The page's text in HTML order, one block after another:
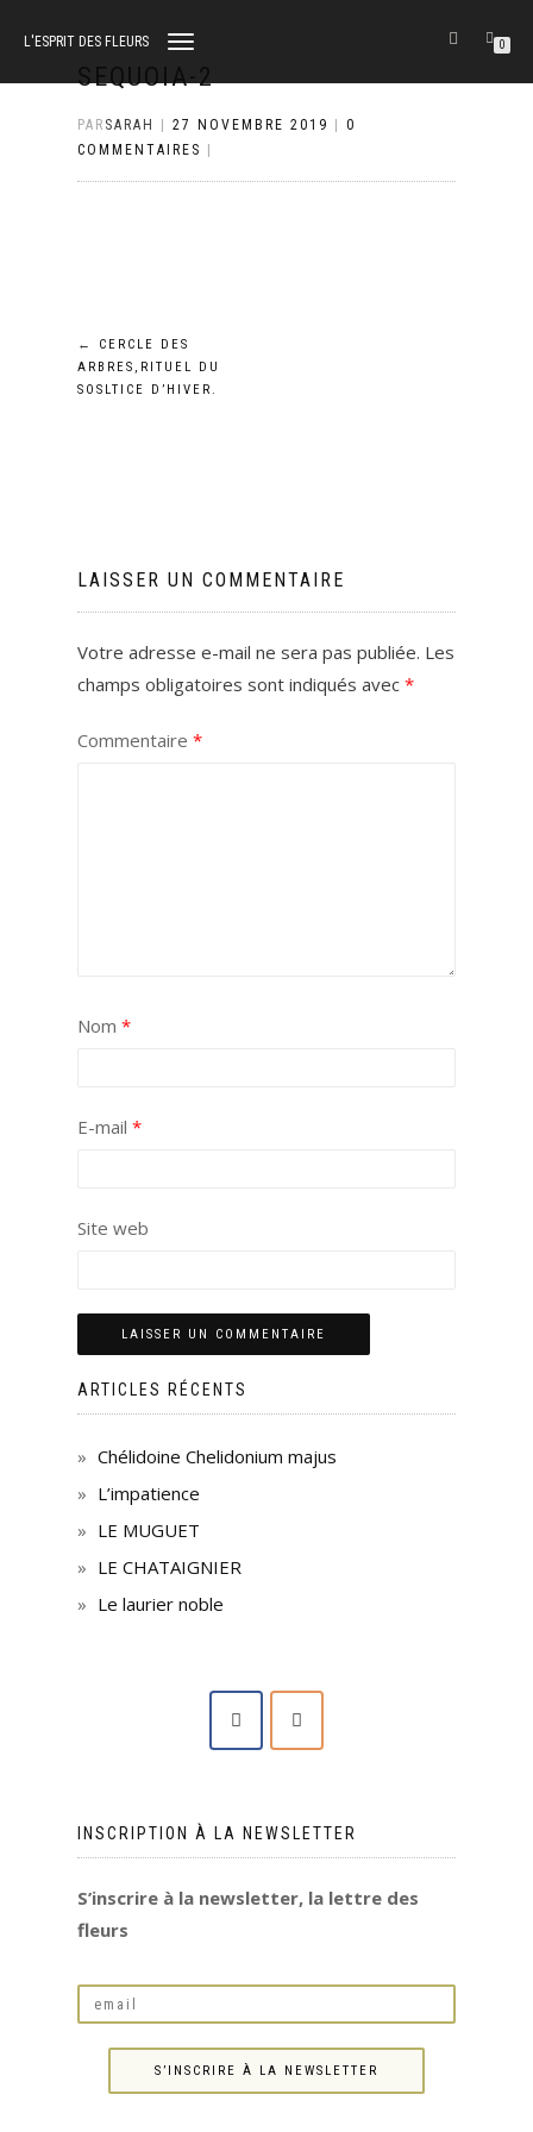
L'ESPRIT DES FLEURS
DÉPLIER
NAVIGATION
0
SEQUOIA-2
PAR SARAH 27 NOVEMBRE 2019
0
COMMENTAIRES
Navigation
de
←
CERCLE DES
ARBRES,RITUEL DU
SOSLTICE D’HIVER.
LAISSER UN COMMENTAIRE
Votre adresse e-mail ne sera pas publiée. Les
champs obligatoires sont indiqués avec *
Commentaire *
Nom *
E-mail *
Site web
ARTICLES RÉCENTS
Chélidoine Chelidonium majus
L’impatience
LE MUGUET
LE CHATAIGNIER
Le laurier noble
INSCRIPTION À LA NEWSLETTER
S’inscrire à la newsletter, la lettre des
fleurs